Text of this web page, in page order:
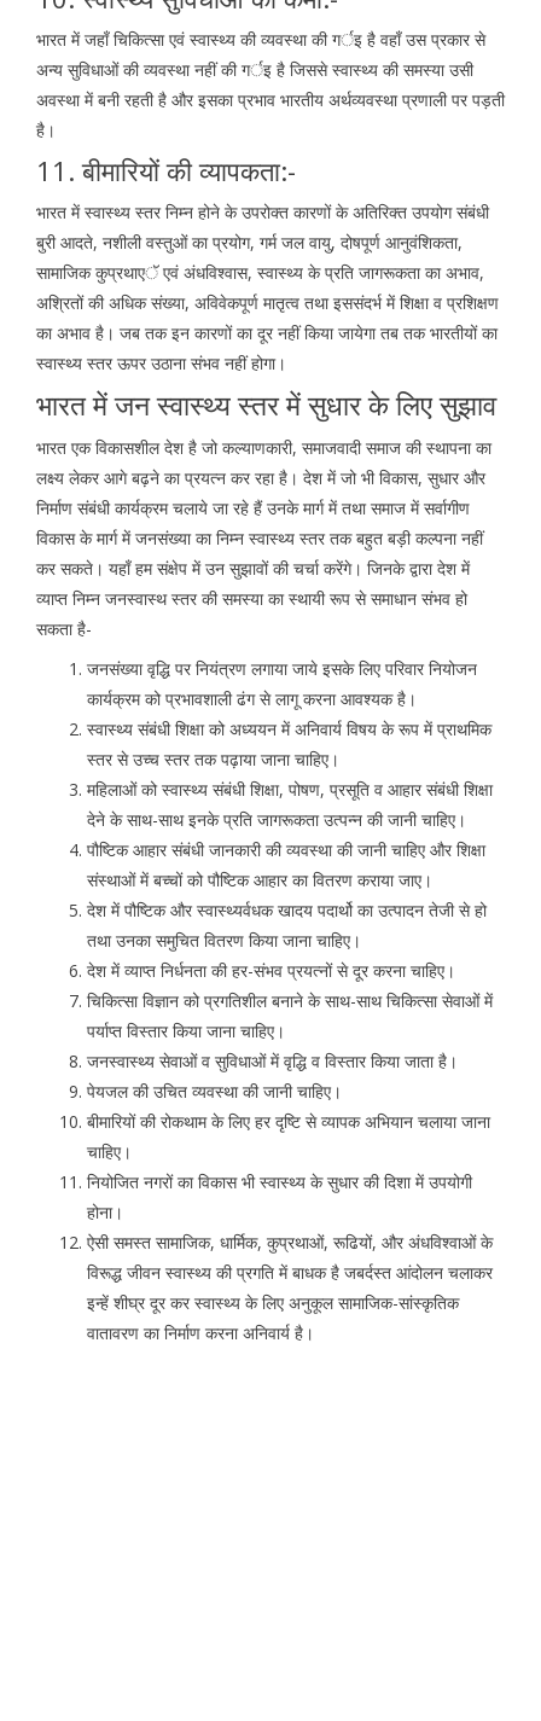
भारत में जहाँ चिकित्सा एवं स्वास्थ्य की व्यवस्था की गर्इ है वहाँ उस प्रकार से
अन्य सुविधाओं की व्यवस्था नहीं की गर्इ है जिससे स्वास्थ्य की समस्या उसी
अवस्था में बनी रहती है और इसका प्रभाव भारतीय अर्थव्यवस्था प्रणाली पर पड़ती
है।
11. बीमारियों की व्यापकता:-
भारत में स्वास्थ्य स्तर निम्न होने के उपरोक्त कारणों के अतिरिक्त उपयोग संबंधी
बुरी आदते, नशीली वस्तुओं का प्रयोग, गर्म जल वायु, दोषपूर्ण आनुवंशिकता,
सामाजिक कुप्रथाएॅ एवं अंधविश्वास, स्वास्थ्य के प्रति जागरूकता का अभाव,
अश्रितों की अधिक संख्या, अविवेकपूर्ण मातृत्व तथा इससंदर्भ में शिक्षा व प्रशिक्षण
का अभाव है। जब तक इन कारणों का दूर नहीं किया जायेगा तब तक भारतीयों का
स्वास्थ्य स्तर ऊपर उठाना संभव नहीं होगा।
भारत में जन स्वास्थ्य स्तर में सुधार के लिए सुझाव
भारत एक विकासशील देश है जो कल्याणकारी, समाजवादी समाज की स्थापना का
लक्ष्य लेकर आगे बढ़ने का प्रयत्न कर रहा है। देश में जो भी विकास, सुधार और
निर्माण संबंधी कार्यक्रम चलाये जा रहे हैं उनके मार्ग में तथा समाज में सर्वागीण
विकास के मार्ग में जनसंख्या का निम्न स्वास्थ्य स्तर तक बहुत बड़ी कल्पना नहीं
कर सकते। यहाँ हम संक्षेप में उन सुझावों की चर्चा करेंगे। जिनके द्वारा देश में
व्याप्त निम्न जनस्वास्थ स्तर की समस्या का स्थायी रूप से समाधान संभव हो
सकता है-
जनसंख्या वृद्धि पर नियंत्रण लगाया जाये इसके लिए परिवार नियोजन
कार्यक्रम को प्रभावशाली ढंग से लागू करना आवश्यक है।
स्वास्थ्य संबंधी शिक्षा को अध्ययन में अनिवार्य विषय के रूप में प्राथमिक
स्तर से उच्च स्तर तक पढ़ाया जाना चाहिए।
महिलाओं को स्वास्थ्य संबंधी शिक्षा, पोषण, प्रसूति व आहार संबंधी शिक्षा
देने के साथ-साथ इनके प्रति जागरूकता उत्पन्न की जानी चाहिए।
पौष्टिक आहार संबंधी जानकारी की व्यवस्था की जानी चाहिए और शिक्षा
संस्थाओं में बच्चों को पौष्टिक आहार का वितरण कराया जाए।
देश में पौष्टिक और स्वास्थ्यर्वधक खादय पदार्थो का उत्पादन तेजी से हो
तथा उनका समुचित वितरण किया जाना चाहिए।
देश में व्याप्त निर्धनता की हर-संभव प्रयत्नों से दूर करना चाहिए।
चिकित्सा विज्ञान को प्रगतिशील बनाने के साथ-साथ चिकित्सा सेवाओं में
पर्याप्त विस्तार किया जाना चाहिए।
जनस्वास्थ्य सेवाओं व सुविधाओं में वृद्धि व विस्तार किया जाता है।
पेयजल की उचित व्यवस्था की जानी चाहिए।
बीमारियों की रोकथाम के लिए हर दृष्टि से व्यापक अभियान चलाया जाना
चाहिए।
नियोजित नगरों का विकास भी स्वास्थ्य के सुधार की दिशा में उपयोगी
होना।
ऐसी समस्त सामाजिक, धार्मिक, कुप्रथाओं, रूढियों, और अंधविश्वाओं के
विरूद्ध जीवन स्वास्थ्य की प्रगति में बाधक है जबर्दस्त आंदोलन चलाकर
इन्हें शीघ्र दूर कर स्वास्थ्य के लिए अनुकूल सामाजिक-सांस्कृतिक
वातावरण का निर्माण करना अनिवार्य है।